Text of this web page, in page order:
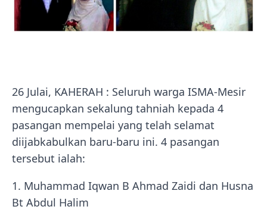
26 Julai, KAHERAH : Seluruh warga ISMA-Mesir
mengucapkan sekalung tahniah kepada 4
pasangan mempelai yang telah selamat
diijabkabulkan baru-baru ini. 4 pasangan
tersebut ialah:
1. Muhammad Iqwan B Ahmad Zaidi dan Husna
Bt Abdul Halim